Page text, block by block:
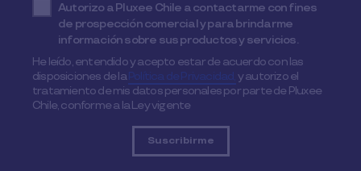
Autorizo a Pluxee Chile a contactarme con fines
de prospección comercial y para brindarme
información sobre sus productos y servicios.
He leído, entendido y acepto estar de acuerdo con las
disposiciones de laPolítica de Privacidad,y autorizo el
tratamiento de mis datos personales por parte de Pluxee
Chile, conforme a la Ley vigente